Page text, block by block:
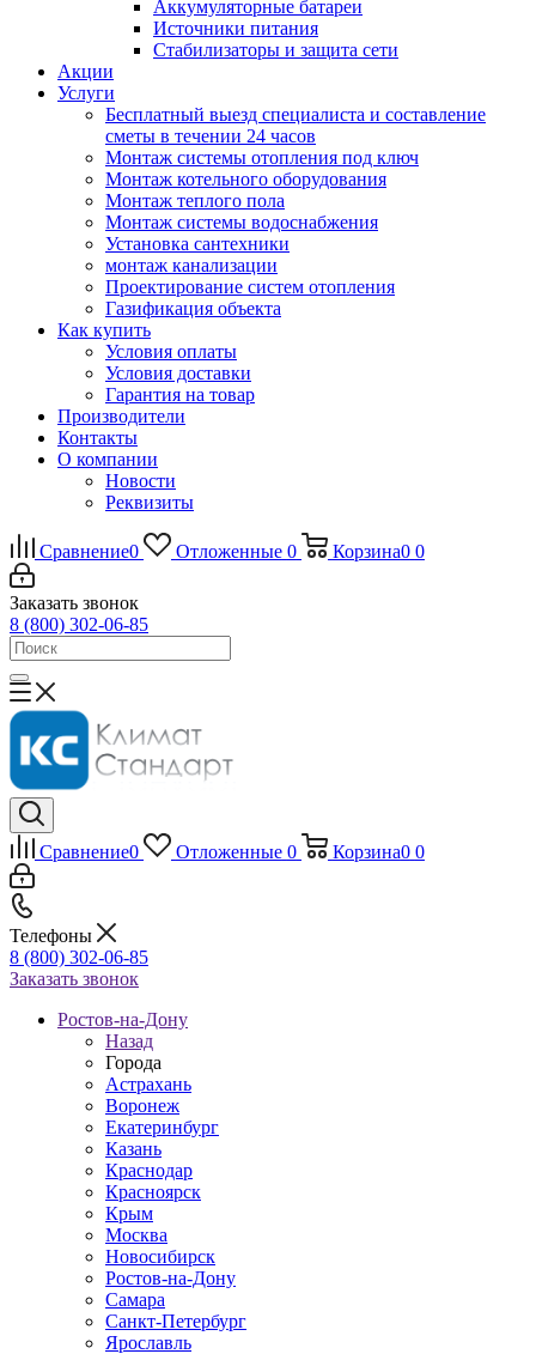
Аккумуляторные батареи
Источники питания
Стабилизаторы и защита сети
Акции
Услуги
Бесплатный выезд специалиста и составление
сметы в течении 24 часов
Монтаж системы отопления под ключ
Монтаж котельного оборудования
Монтаж теплого пола
Монтаж системы водоснабжения
Установка сантехники
монтаж канализации
Проектирование систем отопления
Газификация объекта
Как купить
Условия оплаты
Условия доставки
Гарантия на товар
Производители
Контакты
О компании
Новости
Реквизиты
Сравнение0 Отложенные 0 Корзина0 0
Заказать звонок
8 (800) 302-06-85
Сравнение0 Отложенные 0 Корзина0 0
Телефоны
8 (800) 302-06-85
Заказать звонок
Ростов-на-Дону
Назад
Города
Астрахань
Воронеж
Екатеринбург
Казань
Краснодар
Красноярск
Крым
Москва
Новосибирск
Ростов-на-Дону
Самара
Санкт-Петербург
Ярославль